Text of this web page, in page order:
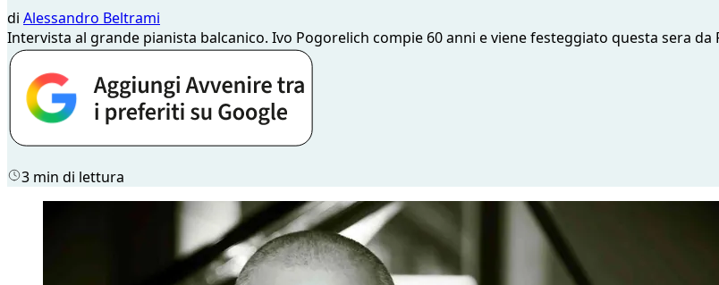
di Alessandro Beltrami
Intervista al grande pianista balcanico. Ivo Pogorelich compie 60 anni e viene festeggiato questa sera da
3 min di lettura